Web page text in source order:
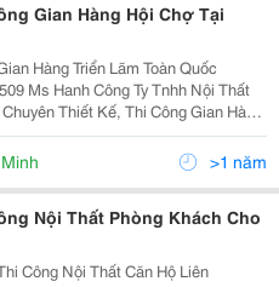
Gian Hàng Hội Chợ Tại
Hàng Triển Lãm Toàn Quốc
Ty Tnhh Nội Thất
, Tham Gia Hội Chợ Vietbuild , Đóng
Gỗ, Kệ Treo,
>1 năm
Nội Thất Phòng Khách Cho
Công Nội Thất Căn Hộ Liên